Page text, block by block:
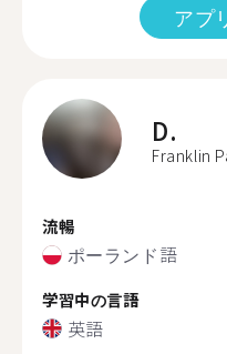
アプ
D.
Franklin
流暢
ポーランド語
学習中の言語
英語